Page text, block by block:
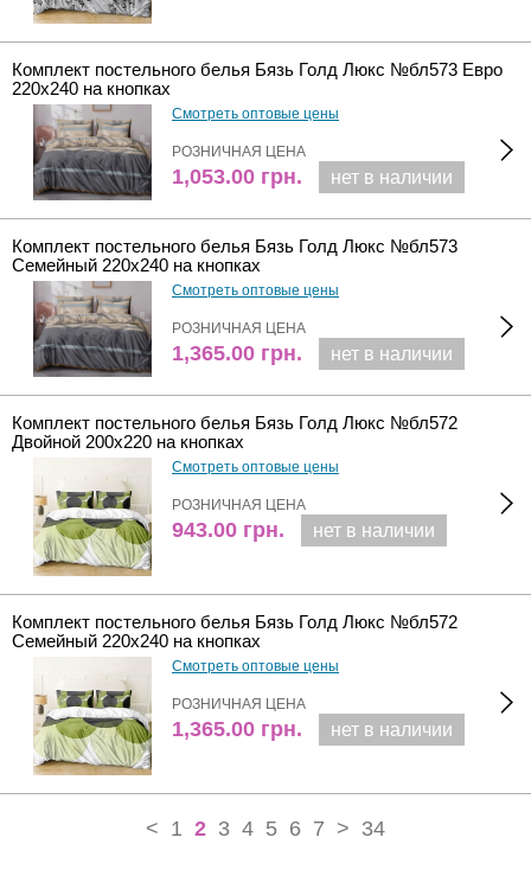
Комплект постельного белья Бязь Голд Люкс №бл573 Евро
220х240 на кнопках
Смотреть оптовые цены
РОЗНИЧНАЯ ЦЕНА
1,053.00 грн. нет в наличии
Комплект постельного белья Бязь Голд Люкс №бл573
Семейный 220х240 на кнопках
Смотреть оптовые цены
РОЗНИЧНАЯ ЦЕНА
1,365.00 грн. нет в наличии
Комплект постельного белья Бязь Голд Люкс №бл572
Двойной 200х220 на кнопках
Смотреть оптовые цены
РОЗНИЧНАЯ ЦЕНА
943.00 грн. нет в наличии
Комплект постельного белья Бязь Голд Люкс №бл572
Семейный 220х240 на кнопках
Смотреть оптовые цены
РОЗНИЧНАЯ ЦЕНА
1,365.00 грн. нет в наличии
< 1 2 3 4 5 6 7 > 34